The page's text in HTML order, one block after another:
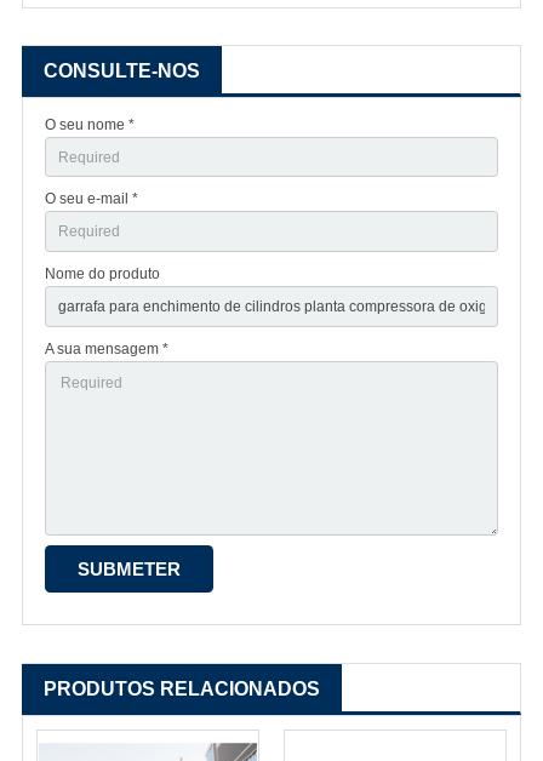
CONSULTE-NOS
O seu nome *
O seu e-mail *
Nome do produto
A sua mensagem *
PRODUTOS RELACIONADOS